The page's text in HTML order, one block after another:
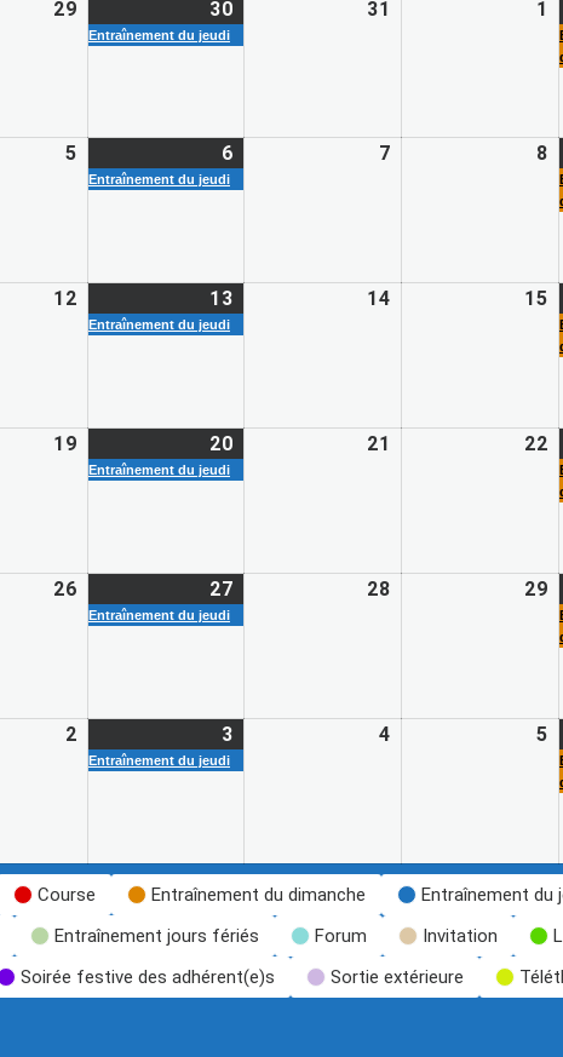
29 30
Entraînement du jeudi
31 1
5 6
Entraînement du jeudi
7 8
12 13
Entraînement du jeudi
14 15
19 20
Entraînement du jeudi
21 22
26 27
Entraînement du jeudi
28 29
2 3
Entraînement du jeudi
4 5
Course Entraînement du dimanche
Entraînement du
Entraînement jours fériés Forum Invitation
Soirée festive des adhérent(e)s Sortie extérieure